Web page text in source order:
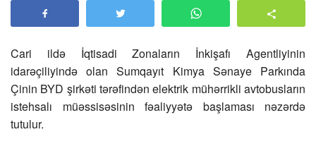
Cari ildə İqtisadi Zonaların İnkişafı Agentliyinin
idarəçiliyində olan Sumqayıt Kimya Sənaye Parkında
Çinin BYD şirkəti tərəfindən elektrik mühərrikli avtobusların
istehsalı müəssisəsinin fəaliyyətə başlaması nəzərdə
tutulur.